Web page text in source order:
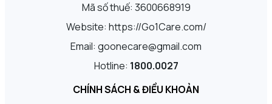
Mã số thuế: 3600668919
Website: https://Go1Care.com/
Email: goonecare@gmail.com
Hotline: 1800.0027
CHÍNH SÁCH & ĐIỀU KHOẢN